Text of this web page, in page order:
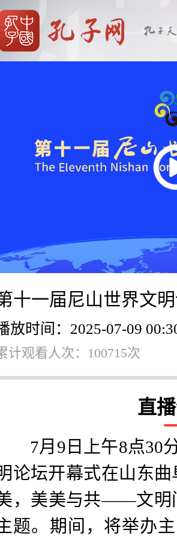
十一届尼山世界文
放时间：2025-07-09
计观看人次：100715次
直
7月9日上午8点30
论坛开幕式在山东
，美美与共——文明
题。期间，将举办